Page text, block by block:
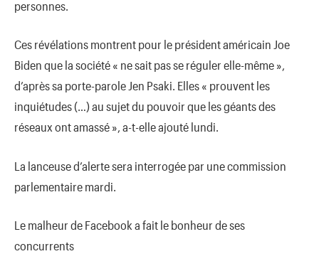
personnes.
Ces révélations montrent pour le président américain Joe
Biden que la société « ne sait pas se réguler elle-même »,
d’après sa porte-parole Jen Psaki. Elles « prouvent les
inquiétudes (…) au sujet du pouvoir que les géants des
réseaux ont amassé », a-t-elle ajouté lundi.
La lanceuse d’alerte sera interrogée par une commission
parlementaire mardi.
Le malheur de Facebook a fait le bonheur de ses
concurrents